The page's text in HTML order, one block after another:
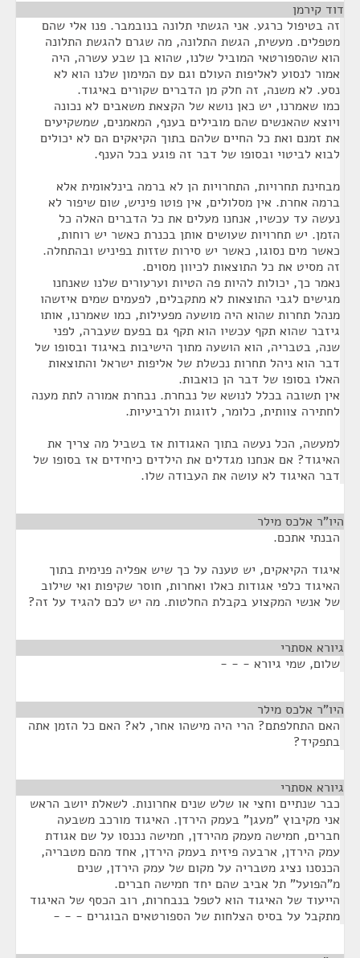
דוד קירמן
זה בטיפול כרגע. אני הגשתי תלונה בנובמבר. פנו אלי שהם
מטפלים. מעשית, הגשת התלונה, מה שגרם להגשת התלונה
הוא שהספורטאי המוביל שלנו, שהוא בן שבע עשרה, היה
אמור לנסוע לאליפות העולם וגם עם המימון שלנו הוא לא
נסע. לא משנה, זה חלק מן הדברים שקורים באיגוד.
כמו שאמרנו, יש כאן נושא של הקצאת משאבים לא נכונה
ויוצא שהאנשים שהם מובילים בענף, המאמנים, שמשקיעים
את זמנם ואת כל החיים שלהם בתוך הקיאקים הם לא יכולים
לבוא לביטוי ובסופו של דבר זה פוגע בכל הענף.
מבחינת תחרויות, התחרויות הן לא ברמה בינלאומית אלא
ברמה אחרת. אין מסלולים, אין פוטו פיניש, שום שיפור לא
נעשה עד עכשיו, אנחנו מעלים את כל הדברים האלה כל
הזמן. יש תחרויות שעושים אותן בכנרת כאשר יש רוחות,
כאשר מים נסוגו, כאשר יש סירות שזזות בפיניש ובהתחלה.
זה מסיט את כל התוצאות לכיוון מסוים.
נאמר כך, יכולות להיות פה הטיות וערעורים שלנו שאנחנו
מגישים לגבי התוצאות לא מתקבלים, לפעמים שמים איזשהו
מנהל תחרות שהוא היה מושעה מפעילות, כמו שאמרנו, אותו
גיזבר שהוא תקף עכשיו הוא תקף גם בפעם שעברה, לפני
שנה, בטבריה, הוא הושעה מתוך הישיבות באיגוד ובסופו של
דבר הוא ניהל תחרות נכשלת של אליפות ישראל והתוצאות
האלו בסופו של דבר הן כואבות.
אין תשובה בכלל לנושא של נבחרת. נבחרת אמורה לתת מענה
לחתירה צוותית, כלומר, לזוגות ולרביעיות.
למעשה, הכל נעשה בתוך האגודות אז בשביל מה צריך את
האיגוד? אם אנחנו מגדלים את הילדים כיחידים אז בסופו של
דבר האיגוד לא עושה את העבודה שלו.
היו"ר אלכס מילר
הבנתי אתכם.
איגוד הקיאקים, יש טענה על כך שיש אפליה פנימית בתוך
האיגוד כלפי אגודות כאלו ואחרות, חוסר שקיפות ואי שילוב
של אנשי המקצוע בקבלת החלטות. מה יש לכם להגיד על זה?
גיורא אסתרי
שלום, שמי גיורא - - -
היו"ר אלכס מילר
האם התחלפתם? הרי היה מישהו אחר, לא? האם כל הזמן אתה
בתפקיד?
גיורא אסתרי
כבר שנתיים וחצי או שלש שנים אחרונות. לשאלת יושב הראש
אני מקיבוץ "מעגן" בעמק הירדן. האיגוד מורכב משבעה
חברים, חמישה מעמק מהירדן, חמישה נכנסו על שם אגודת
עמק הירדן, ארבעה פיזית בעמק הירדן, אחד מהם מטבריה,
הכנסנו נציג מטבריה על מקום של עמק הירדן, שנים
מ"הפועל" תל אביב שהם יחד חמישה חברים.
הייעוד של האיגוד הוא לטפל בנבחרות, רוב הכסף של האיגוד
מתקבל על בסיס הצלחות של הספורטאים הבוגרים - - -